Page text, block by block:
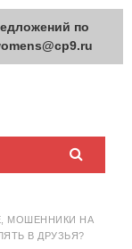
весь мир
МОШЕННИКИ НА
В ДРУЗЬЯ?
по